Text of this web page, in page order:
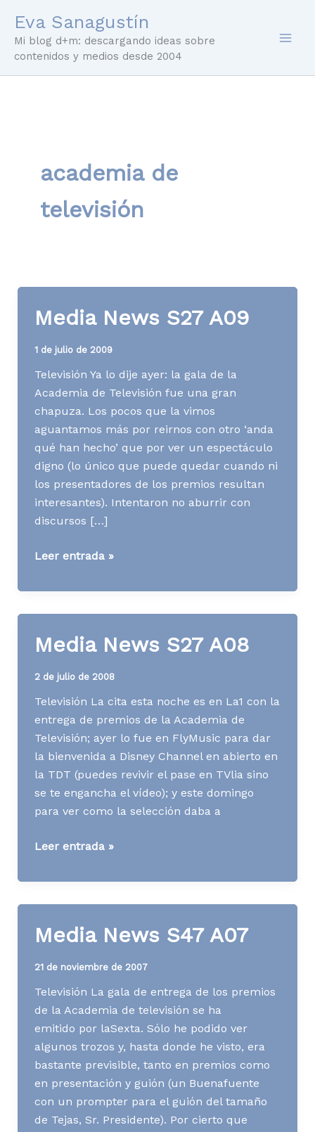
contenido
Eva Sanagustín
Mi blog d+m: descargando ideas sobre
contenidos y medios desde 2004
academia de
televisión
Media News S27 A09
1 de julio de 2009
Televisión Ya lo dije ayer: la gala de la
Academia de Televisión fue una gran
chapuza. Los pocos que la vimos
aguantamos más por reirnos con otro ‘anda
qué han hecho’ que por ver un espectáculo
digno (lo único que puede quedar cuando ni
los presentadores de los premios resultan
interesantes). Intentaron no aburrir con
discursos […]
Media
S27
Leer entrada »
Media News S27 A08
2 de julio de 2008
Televisión La cita esta noche es en La1 con la
entrega de premios de la Academia de
Televisión; ayer lo fue en FlyMusic para dar
la bienvenida a Disney Channel en abierto en
la TDT (puedes revivir el pase en TVlia sino
se te engancha el vídeo); y este domingo
para ver como la selección daba a
Media
S27
Leer entrada »
Media News S47 A07
21 de noviembre de 2007
Televisión La gala de entrega de los premios
de la Academia de televisión se ha
emitido por laSexta. Sólo he podido ver
algunos trozos y, hasta donde he visto, era
bastante previsible, tanto en premios como
en presentación y guión (un Buenafuente
con un prompter para el guión del tamaño
de Tejas, Sr. Presidente). Por cierto que